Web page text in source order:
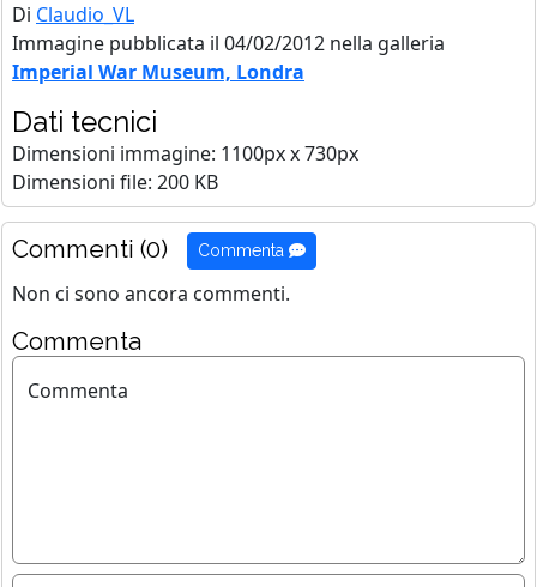
Di Claudio_VL
Immagine pubblicata il 04/02/2012 nella galleria
Imperial War Museum, Londra
Dati tecnici
Dimensioni immagine: 1100px x 730px
Dimensioni file: 200 KB
Commenti (0) Commenta
Non ci sono ancora commenti.
Commenta
Commenta